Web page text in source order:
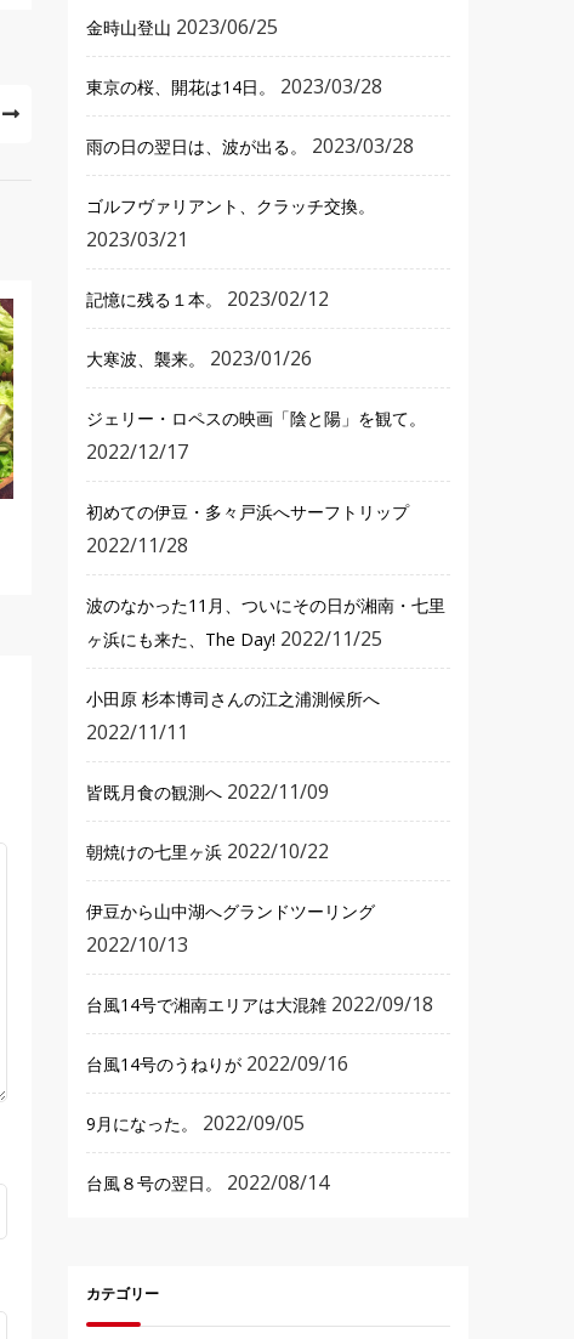
金時山登山 2023/06/25
東京の桜、開花は14日。 2023/03/28
雨の日の翌日は、波が出る。 2023/03/28
ゴルフヴァリアント、クラッチ交換。
2023/03/21
記憶に残る１本。 2023/02/12
大寒波、襲来。 2023/01/26
ジェリー・ロペスの映画「陰と陽」を観て。
2022/12/17
初めての伊豆・多々戸浜へサーフトリップ
2022/11/28
波のなかった11月、ついにその日が湘南・七里
ヶ浜にも来た、The Day! 2022/11/25
小田原 杉本博司さんの江之浦測候所へ
2022/11/11
皆既月食の観測へ 2022/11/09
朝焼けの七里ヶ浜 2022/10/22
伊豆から山中湖へグランドツーリング
2022/10/13
台風14号で湘南エリアは大混雑 2022/09/18
台風14号のうねりが 2022/09/16
9月になった。 2022/09/05
台風８号の翌日。 2022/08/14
カテゴリー